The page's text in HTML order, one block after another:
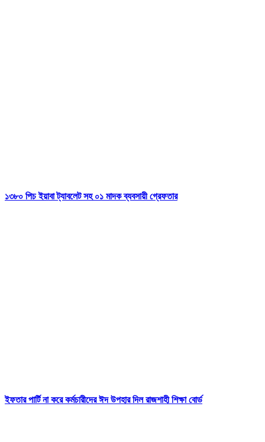
১৩৮০ পিচ ইয়াবা ট্যাবলেট সহ ০১ মাদক ব্যবসায়ী গ্রেফতার
ইফতার পার্টি না করে কর্মচারীদের ঈদ উপহার দিল রাজশাহী শিক্ষা বোর্ড